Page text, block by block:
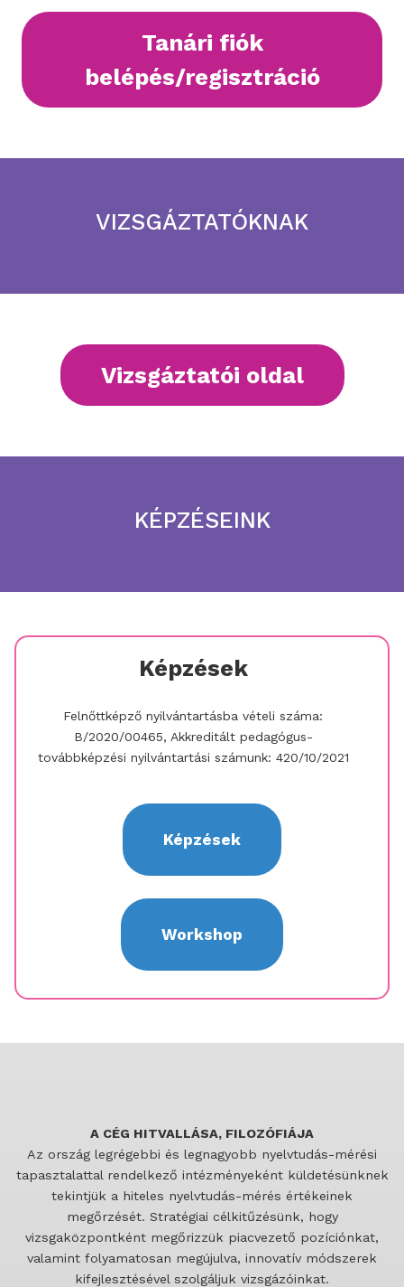
Tanári fiók
belépés/regisztráció
VIZSGÁZTATÓKNAK
Vizsgáztatói oldal
KÉPZÉSEINK
Képzések
Felnőttképző nyilvántartásba vételi száma:
B/2020/00465, Akkreditált pedagógus-
továbbképzési nyilvántartási számunk: 420/10/2021
Képzések
Workshop
A CÉG HITVALLÁSA, FILOZÓFIÁJA
Az ország legrégebbi és legnagyobb nyelvtudás-mérési
tapasztalattal rendelkező intézményeként küldetésünknek
tekintjük a hiteles nyelvtudás-mérés értékeinek
megőrzését. Stratégiai célkitűzésünk, hogy
vizsgaközpontként megőrizzük piacvezető pozíciónkat,
valamint folyamatosan megújulva, innovatív módszerek
kifejlesztésével szolgáljuk vizsgázóinkat.